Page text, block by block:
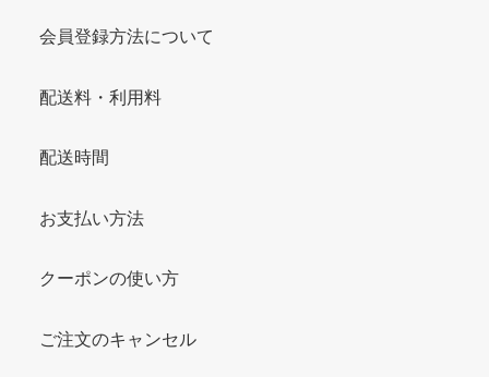
会員登録方法について
配送料・利用料
配送時間
お支払い方法
クーポンの使い方
ご注文のキャンセル